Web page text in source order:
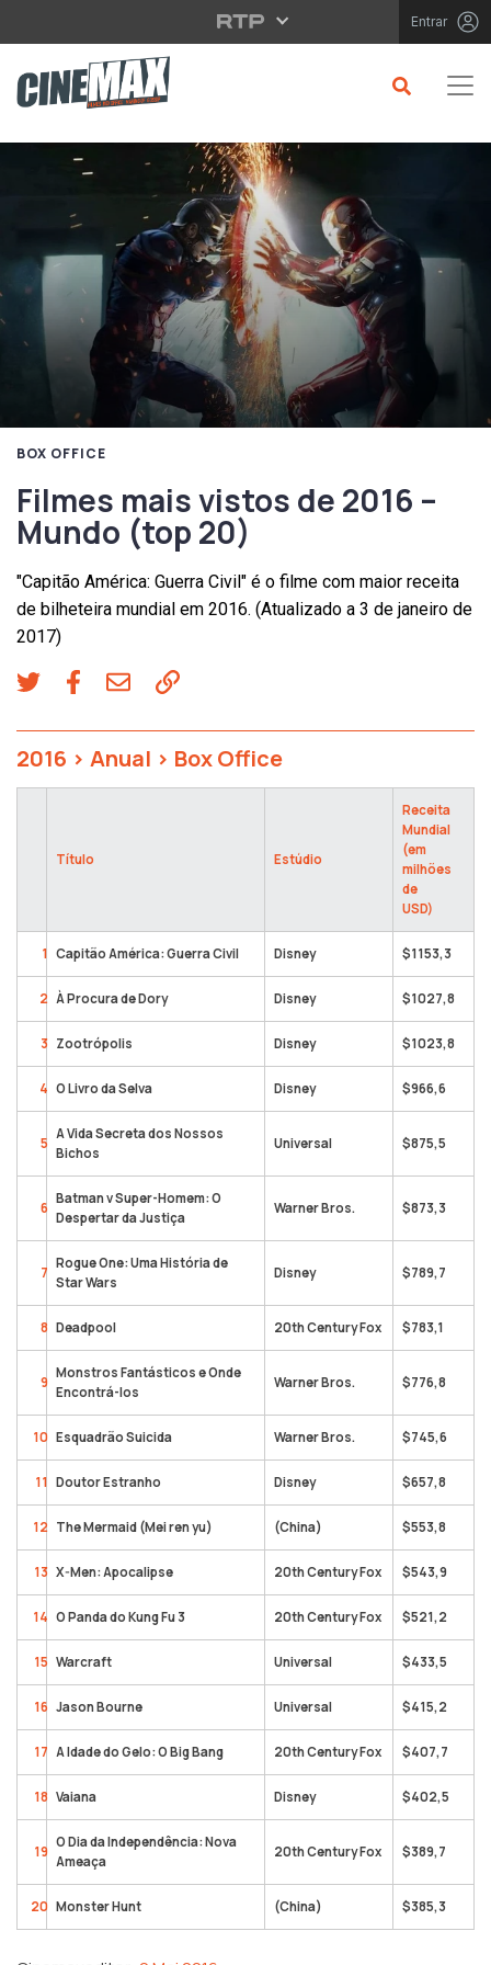
Saltar para o conteúdo principal Entrar
BOX OFFICE
Filmes mais vistos de 2016 –
Mundo (top 20)
"Capitão América: Guerra Civil" é o filme com maior receita
de bilheteira mundial em 2016. (Atualizado a 3 de janeiro de
2017)
2016 > Anual > Box Office
Título Estúdio
Receita
Mundial
(em
milhões
de
USD)
1 Capitão América: Guerra Civil Disney $1153,3
2 À Procura de Dory Disney $1027,8
3 Zootrópolis Disney $1023,8
4 O Livro da Selva Disney $966,6
5
A Vida Secreta dos Nossos
Bichos
Universal $875,5
6
Batman v Super-Homem: O
Despertar da Justiça
Warner Bros. $873,3
7
Rogue One: Uma História de
Star Wars
Disney $789,7
8 Deadpool 20th Century Fox $783,1
9
Monstros Fantásticos e Onde
Encontrá-los
Warner Bros. $776,8
10 Esquadrão Suicida Warner Bros. $745,6
11 Doutor Estranho Disney $657,8
12 The Mermaid (Mei ren yu) (China) $553,8
13 X-Men: Apocalipse 20th Century Fox $543,9
14 O Panda do Kung Fu 3 20th Century Fox $521,2
15 Warcraft Universal $433,5
16 Jason Bourne Universal $415,2
17 A Idade do Gelo: O Big Bang 20th Century Fox $407,7
18 Vaiana Disney $402,5
19
O Dia da Independência: Nova
Ameaça
20th Century Fox $389,7
20 Monster Hunt (China) $385,3